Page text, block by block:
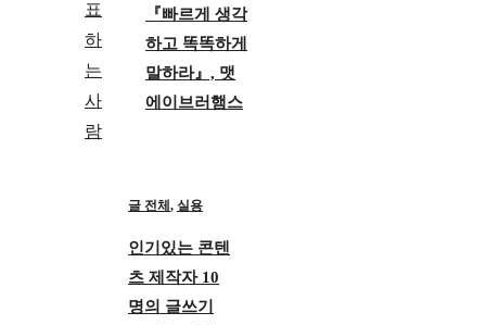
『빠르게 생각
하고 똑똑하게
말하라』, 맷
에이브러햄스
글 전체 , 실용
인기있는 콘텐
츠 제작자 10
명의 글쓰기